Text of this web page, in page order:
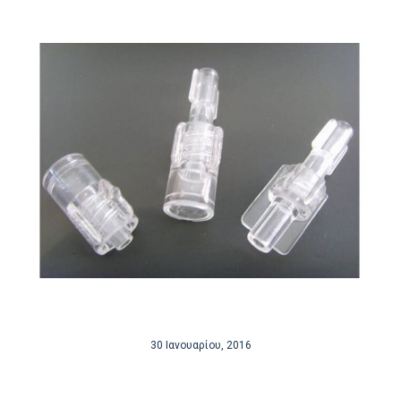
30 Ιανουαρίου, 2016